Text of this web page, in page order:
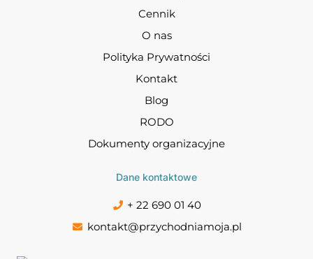
Cennik
O nas
Polityka Prywatności
Kontakt
Blog
RODO
Dokumenty organizacyjne
Dane kontaktowe
+ 22 690 01 40
kontakt@przychodniamoja.pl